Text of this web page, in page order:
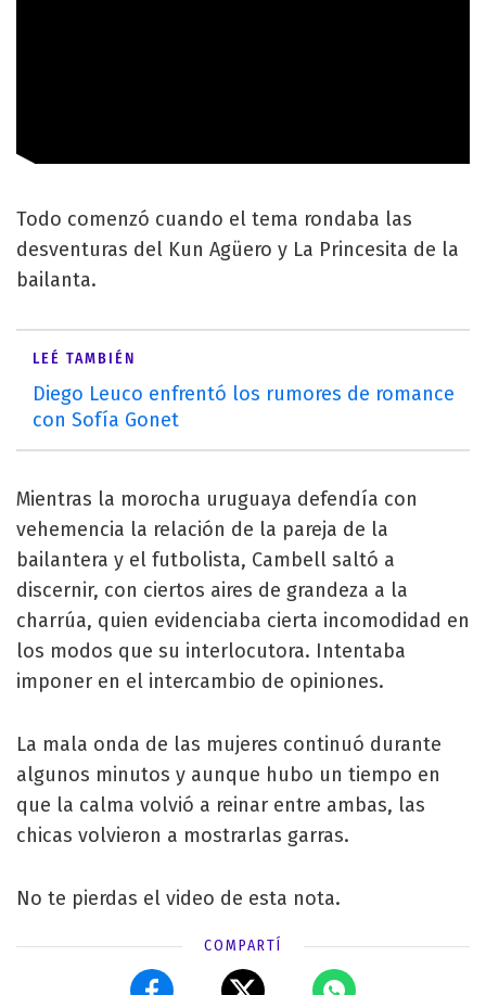
Todo comenzó cuando el tema rondaba las
desventuras del Kun Agüero y La Princesita de la
bailanta.
LEÉ TAMBIÉN
Diego Leuco enfrentó los rumores de romance
con Sofía Gonet
Mientras la morocha uruguaya defendía con
vehemencia la relación de la pareja de la
bailantera y el futbolista, Cambell saltó a
discernir, con ciertos aires de grandeza a la
charrúa, quien evidenciaba cierta incomodidad en
los modos que su interlocutora. Intentaba
imponer en el intercambio de opiniones.
La mala onda de las mujeres continuó durante
algunos minutos y aunque hubo un tiempo en
que la calma volvió a reinar entre ambas, las
chicas volvieron a mostrarlas garras.
No te pierdas el video de esta nota.
COMPARTÍ